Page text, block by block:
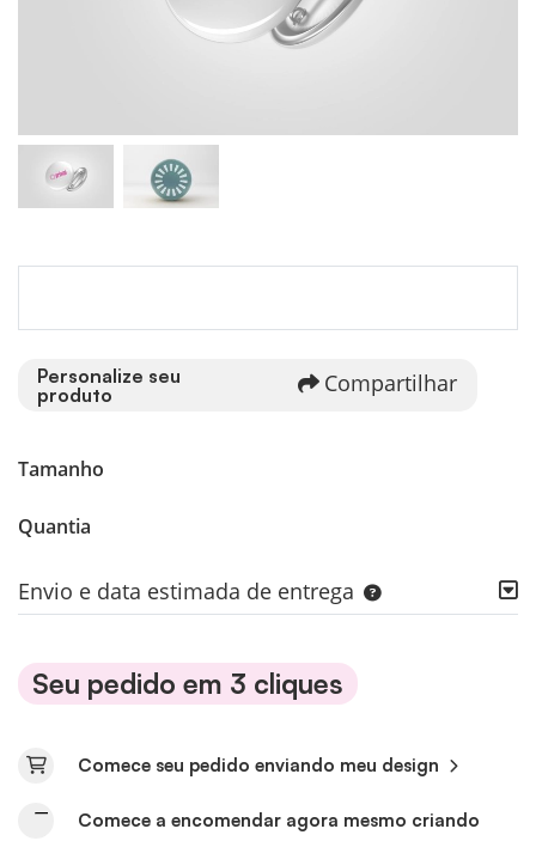
Personalize seu
produto
Compartilhar
Tamanho
Quantia
Envio e data estimada de entrega
Seu pedido em 3 cliques
Comece seu pedido enviando meu design
Comece a encomendar agora mesmo criando